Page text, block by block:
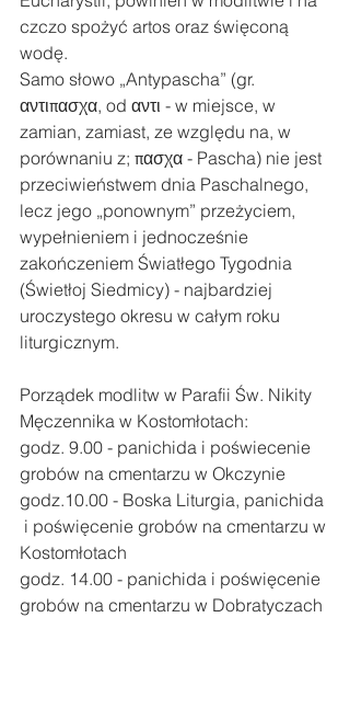
czczo spożyć artos oraz święconą
wodę.
Samo słowo „Antypascha” (gr.
αντιπασχα, od αντι - w miejsce, w
zamian, zamiast, ze względu na, w
porównaniu z; πασχα - Pascha) nie jest
przeciwieństwem dnia Paschalnego,
lecz jego „ponownym” przeżyciem,
wypełnieniem i jednocześnie
zakończeniem Światłego Tygodnia
(Świetłoj Siedmicy) - najbardziej
uroczystego okresu w całym roku
liturgicznym.
Porządek modlitw w Parafii Św. Nikity
Męczennika w Kostomłotach:
godz. 9.00 - panichida i poświecenie
grobów na cmentarzu w Okczynie
godz.10.00 - Boska Liturgia, panichida
i poświęcenie grobów na cmentarzu w
Kostomłotach
godz. 14.00 - panichida i poświęcenie
grobów na cmentarzu w Dobratyczach